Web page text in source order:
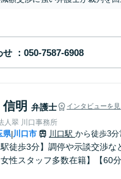
せ
明 弁護士 インタビューを見
人翠 川口事務所
県|川口市 川口駅 から徒歩3分
駅徒歩3分】調停や示談交渉
性スタッフ多数在籍】【60